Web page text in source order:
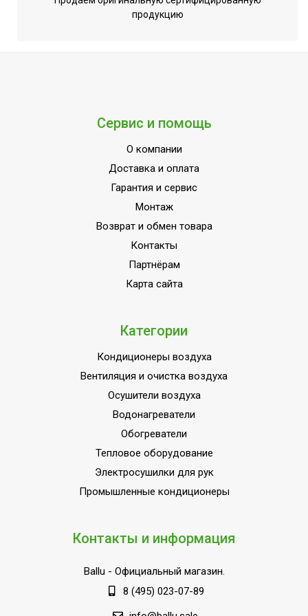
113.2
Эффективен для помещ.
70
Моющийся воздушный
фильтр в комплекте
Да
энергоэффективности
A++
Функция ионизации
Нет
Количество ступеней
1
Фильтры очистки
предварительной
очистки
Дистанционное
беспроводное
Инверторная технология
Режим обогрева
Да
Базовая мощность
кондиционера
24 000
продукцию
Сервис и помощь
О компании
Доставка и оплата
Гарантия и сервис
Монтаж
Возврат и обмен товара
Контакты
Партнёрам
Карта сайта
Категории
Кондиционеры воздуха
Вентиляция и очистка воздуха
Осушители воздуха
Водонагреватели
Обогреватели
Тепловое оборудование
Электросушилки для рук
Промышленные кондиционеры
Контакты и информация
Ballu - Официальный магазин.
8 (495) 023-07-89